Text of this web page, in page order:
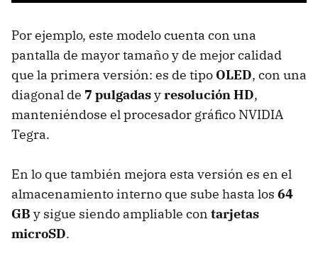
Por ejemplo, este modelo cuenta con una
pantalla de mayor tamaño y de mejor calidad
que la primera versión: es de tipo OLED, con una
diagonal de 7 pulgadasyresolución HD,
manteniéndose el procesador gráfico NVIDIA
Tegra.
En lo que también mejora esta versión es en el
almacenamiento interno que sube hasta los 64
GB y sigue siendo ampliable con tarjetas
microSD.